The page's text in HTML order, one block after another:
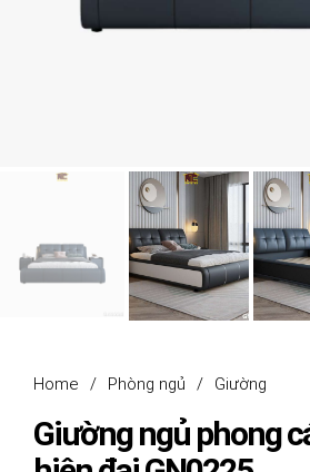
Home / Phòng ngủ / Giường
Giường ngủ phong